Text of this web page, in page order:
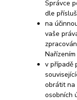
Správce
dle
na
vaše
Nařízením
v případě
obrátit na
osobních